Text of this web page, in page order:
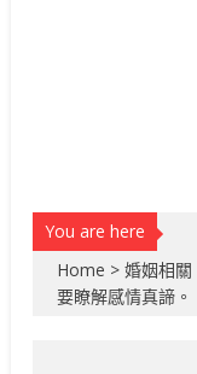
You are here
Home >婚姻相關
要瞭解感情真諦。